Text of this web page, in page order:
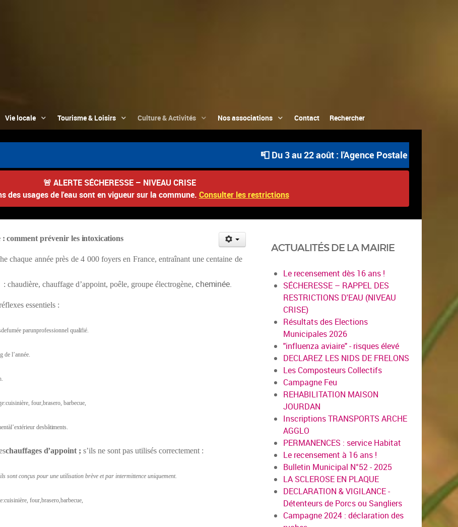
Vie locale Tourisme & Loisirs Culture & Activités Nos associations Contact Rechercher
📮 Du 3 au 22 août : l'Agence Postale Communale
🚨 ALERTE SÉCHERESSE – NIVEAU CRISE
des usages de l'eau sont en vigueur sur la commune. Consulter les restrictions
: comment prévenir les intoxications
chaque année près de 4 000 foyers en France, entraînant une centaine de
: chaudière, chauffage d’appoint, poêle, groupe électrogène, cheminée.
essentiels :
parunprofessionnel qualifié.
de l’année.
four,brasero, barbecue,
desbâtiments.
chauffages d’appoint ; s’ils ne sont pas utilisés correctement :
sont conçus pour une utilisation brève et par intermittence uniquement.
four,brasero,barbecue,
ACTUALITÉS DE LA MAIRIE
Le recensement dès 16 ans !
SÉCHERESSE – RAPPEL DES
RESTRICTIONS D'EAU (NIVEAU
CRISE)
Résultats des Elections
Municipales 2026
"influenza aviaire" - risques élevé
DECLAREZ LES NIDS DE FRELONS
Les Composteurs Collectifs
Campagne Feu
REHABILITATION MAISON
JOURDAN
Inscriptions TRANSPORTS ARCHE
AGGLO
PERMANENCES : service Habitat
Le recensement à 16 ans !
Bulletin Municipal N°52 - 2025
LA SCLEROSE EN PLAQUE
DECLARATION & VIGILANCE -
Détenteurs de Porcs ou Sangliers
Campagne 2024 : déclaration des